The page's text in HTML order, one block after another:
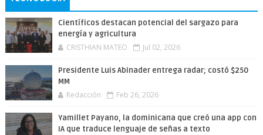
Científicos destacan potencial del sargazo para
energía y agricultura
CRISTHIAN MATEO Jul 02, 2026
Presidente Luis Abinader entrega radar; costó $250
MM
Redacción Feb 26, 2026
Yamillet Payano, la dominicana que creó una app con
IA que traduce lenguaje de señas a texto